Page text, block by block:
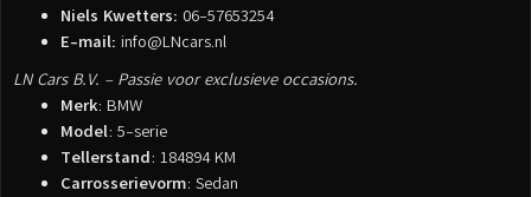
Niels Kwetters: 06-57653254
E-mail: info@LNcars.nl
LN Cars B.V. – Passie voor exclusieve occasions.
Merk: BMW
Model: 5-serie
Tellerstand: 184894 KM
Carrosserievorm: Sedan